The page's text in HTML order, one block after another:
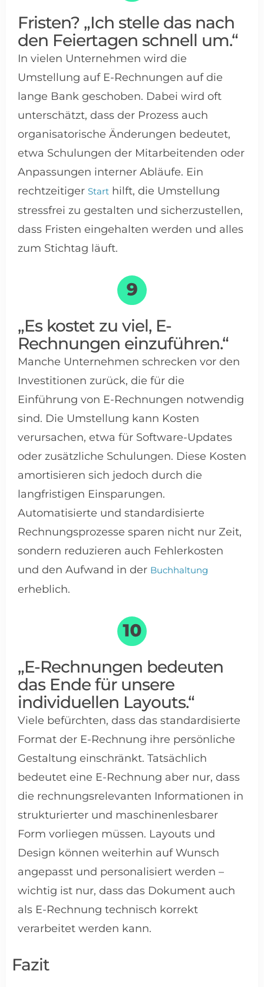
Fristen? „Ich stelle das nach
den Feiertagen schnell um.“
In vielen Unternehmen wird die
Umstellung auf E-Rechnungen auf die
lange Bank geschoben. Dabei wird oft
unterschätzt, dass der Prozess auch
organisatorische Änderungen bedeutet,
etwa Schulungen der Mitarbeitenden oder
Anpassungen interner Abläufe. Ein
rechtzeitiger Start hilft, die Umstellung
stressfrei zu gestalten und sicherzustellen,
dass Fristen eingehalten werden und alles
zum Stichtag läuft.
„Es kostet zu viel, E-
Rechnungen einzuführen.“
Manche Unternehmen schrecken vor den
Investitionen zurück, die für die
Einführung von E-Rechnungen notwendig
sind. Die Umstellung kann Kosten
verursachen, etwa für Software-Updates
oder zusätzliche Schulungen. Diese Kosten
amortisieren sich jedoch durch die
langfristigen Einsparungen.
Automatisierte und standardisierte
Rechnungsprozesse sparen nicht nur Zeit,
sondern reduzieren auch Fehlerkosten
und den Aufwand in der Buchhaltung
erheblich.
„E-Rechnungen bedeuten
das Ende für unsere
individuellen Layouts.“
Viele befürchten, dass das standardisierte
Format der E-Rechnung ihre persönliche
Gestaltung einschränkt. Tatsächlich
bedeutet eine E-Rechnung aber nur, dass
die rechnungsrelevanten Informationen in
strukturierter und maschinenlesbarer
Form vorliegen müssen. Layouts und
Design können weiterhin auf Wunsch
angepasst und personalisiert werden –
wichtig ist nur, dass das Dokument auch
als E-Rechnung technisch korrekt
verarbeitet werden kann.
Fazit